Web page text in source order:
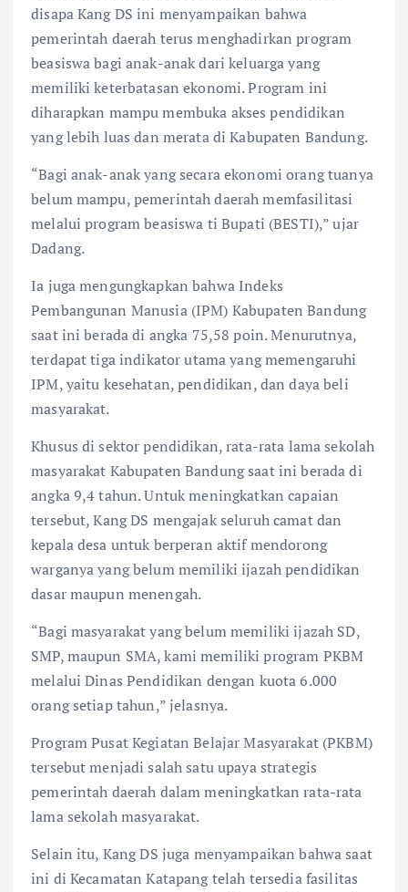
disapa Kang DS ini menyampaikan bahwa
pemerintah daerah terus menghadirkan program
beasiswa bagi anak-anak dari keluarga yang
memiliki keterbatasan ekonomi. Program ini
diharapkan mampu membuka akses pendidikan
yang lebih luas dan merata di Kabupaten Bandung.
“Bagi anak-anak yang secara ekonomi orang tuanya
belum mampu, pemerintah daerah memfasilitasi
melalui program beasiswa ti Bupati (BESTI),” ujar
Dadang.
Ia juga mengungkapkan bahwa Indeks
Pembangunan Manusia (IPM) Kabupaten Bandung
saat ini berada di angka 75,58 poin. Menurutnya,
terdapat tiga indikator utama yang memengaruhi
IPM, yaitu kesehatan, pendidikan, dan daya beli
masyarakat.
Khusus di sektor pendidikan, rata-rata lama sekolah
masyarakat Kabupaten Bandung saat ini berada di
angka 9,4 tahun. Untuk meningkatkan capaian
tersebut, Kang DS mengajak seluruh camat dan
kepala desa untuk berperan aktif mendorong
warganya yang belum memiliki ijazah pendidikan
dasar maupun menengah.
“Bagi masyarakat yang belum memiliki ijazah SD,
SMP, maupun SMA, kami memiliki program PKBM
melalui Dinas Pendidikan dengan kuota 6.000
orang setiap tahun,” jelasnya.
Program Pusat Kegiatan Belajar Masyarakat (PKBM)
tersebut menjadi salah satu upaya strategis
pemerintah daerah dalam meningkatkan rata-rata
lama sekolah masyarakat.
Selain itu, Kang DS juga menyampaikan bahwa saat
ini di Kecamatan Katapang telah tersedia fasilitas